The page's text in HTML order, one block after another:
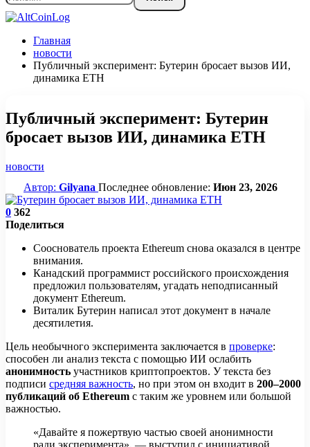
Главная
новости
Публичный эксперимент: Бутерин бросает вызов ИИ,
динамика ETH
Публичный эксперимент: Бутерин
бросает вызов ИИ, динамика ETH
новости
Автор: Gilyana Последнее обновление: Июн 23, 2026
0 362
Поделиться
Сооснователь проекта Ethereum снова оказался в центре
внимания.
Канадский программист российского происхождения
предложил пользователям, угадать неподписанный
документ Ethereum.
Виталик Бутерин написал этот документ в начале
десятилетия.
Цель необычного эксперимента заключается в проверке:
способен ли анализ текста с помощью ИИ ослабить
анонимность участников криптопроектов. У текста без
подписи средняя важность, но при этом он входит в 200–2000
публикаций об Ethereum с таким же уровнем или большой
важностью.
«Давайте я пожертвую частью своей анонимности
ради эксперимента», — выступил с инициативой